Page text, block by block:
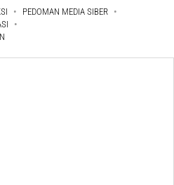
PEDOMAN MEDIA SIBER